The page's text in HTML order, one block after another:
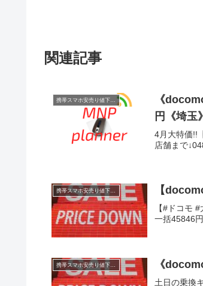
関連記事
携帯スマホ安売り値下げ情報
《
円《埼玉》
4月大特価!!
店舗まで
【
【#ドコモ
一括45846
携帯スマホ安売り値下げ情報
土日の乗換